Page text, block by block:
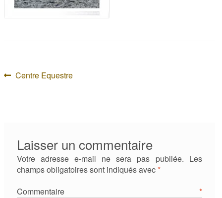
Navigation
Article
Centre Equestre
Laisser un commentaire
Votre adresse e-mail ne sera pas publiée. Les
champs obligatoires sont indiqués avec*
Commentaire *